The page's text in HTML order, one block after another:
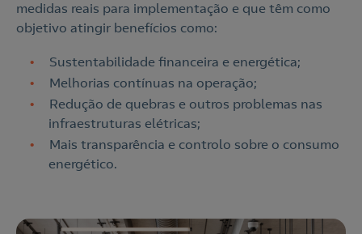
medidas reais para implementação e que têm como
objetivo atingir benefícios como:
Sustentabilidade financeira e energética;
Melhorias contínuas na operação;
Redução de quebras e outros problemas nas
infraestruturas elétricas;
Mais transparência e controlo sobre o consumo
energético.